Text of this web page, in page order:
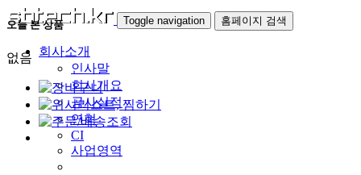
Toggle navigation 홈페이지 검색
회사소개
인사말
회사개요
공사실적
연혁
CI
사업영역
오늘 본 상품
없음